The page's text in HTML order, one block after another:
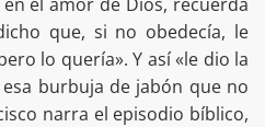
que, si no obedecía, le
lo quería». Y así «le dio la
burbuja de jabón que no
narra el episodio bíblico,